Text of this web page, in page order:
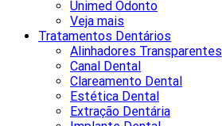
Unimed Odonto
Veja mais
Tratamentos Dentários
Alinhadores Transparentes
Canal Dental
Clareamento Dental
Estética Dental
Extração Dentária